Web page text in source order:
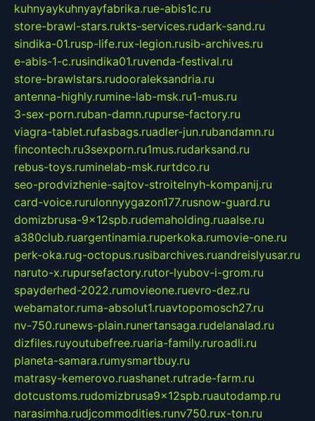
kuhnyaykuhnyayfabrika.rue-abis1c.ru
store-brawl-stars.rukts-services.rudark-sand.ru
sindika-01.rusp-life.rux-legion.rusib-archives.ru
e-abis-1-c.rusindika01.ruvenda-festival.ru
store-brawlstars.rudooraleksandria.ru
antenna-highly.rumine-lab-msk.ru1-mus.ru
3-sex-porn.ruban-damn.rupurse-factory.ru
viagra-tablet.rufasbags.ruadler-jun.rubandamn.ru
fincontech.ru3sexporn.ru1mus.rudarksand.ru
rebus-toys.ruminelab-msk.rurtdco.ru
seo-prodvizhenie-sajtov-stroitelnyh-kompanij.ru
card-voice.rurulonnyygazon177.rusnow-guard.ru
domizbrusa-9x12spb.rudemaholding.ruaalse.ru
a380club.ruargentinamia.ruperkoka.rumovie-one.ru
perk-oka.rug-octopus.rusibarchives.ruandreislyusar.ru
naruto-x.rupursefactory.rutor-lyubov-i-grom.ru
spayderhed-2022.rumovieone.ruevro-dez.ru
webamator.ruma-absolut1.ruavtopomosch27.ru
nv-750.runews-plain.runertansaga.rudelanalad.ru
dizfiles.ruyoutubefree.ruaria-family.ruroadli.ru
planeta-samara.rumysmartbuy.ru
matrasy-kemerovo.ruashanet.rutrade-farm.ru
dotcustoms.rudomizbrusa9x12spb.ruautodamp.ru
narasimha.rudjcommodities.runv750.rux-ton.ru